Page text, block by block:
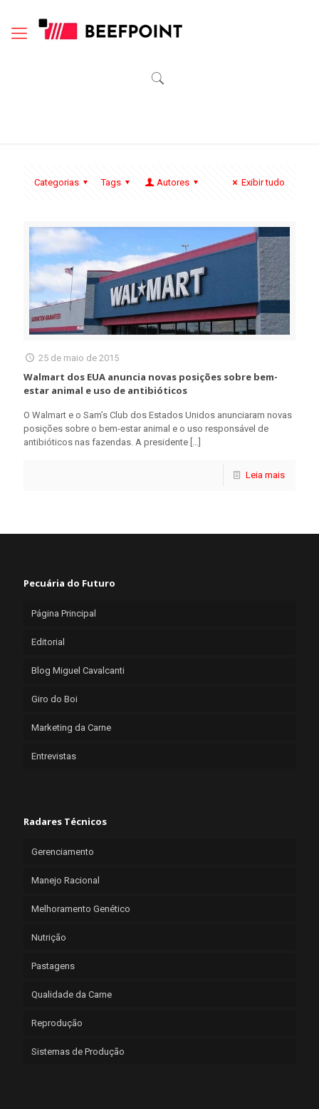
Categorias Tags Autores Exibir tudo
25 de maio de 2015
Walmart dos EUA anuncia novas posições sobre bem-
estar animal e uso de antibióticos
O Walmart e o Sam’s Club dos Estados Unidos anunciaram novas
posições sobre o bem-estar animal e o uso responsável de
antibióticos nas fazendas. A presidente
Leia mais
Pecuária do Futuro
Página Principal
Editorial
Blog Miguel Cavalcanti
Giro do Boi
Marketing da Carne
Entrevistas
Radares Técnicos
Gerenciamento
Manejo Racional
Melhoramento Genético
Nutrição
Pastagens
Qualidade da Carne
Reprodução
Sistemas de Produção